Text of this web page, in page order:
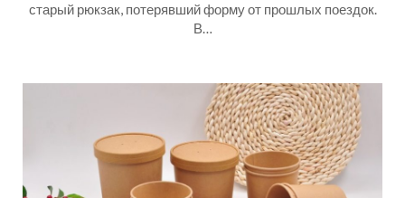
старый рюкзак, потерявший форму от прошлых поездок.
В…